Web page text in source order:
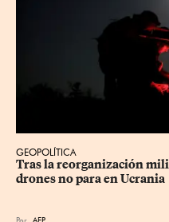
GEOPOLÍTICA
Tras la reorganización
drones no para en Ucrania
Por AFP